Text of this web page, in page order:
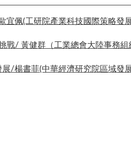
宜佩(工研院產業科技國際策略發
戰/ 黃健群（工業總會大陸事務組
展/楊書菲(中華經濟研究院區域發